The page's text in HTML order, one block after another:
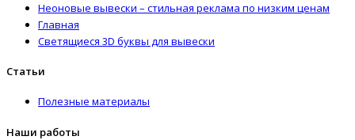
Неоновые вывески – стильная реклама по низким ценам
Главная
Светящиеся 3D буквы для вывески
Статьи
Полезные материалы
Наши работы